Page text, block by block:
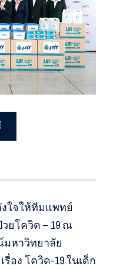
ใจให้ทีมแพทย์
ยโควิด – 19 ณ
หาวิทยาลัย
อง โควิด-19 ในเด็ก